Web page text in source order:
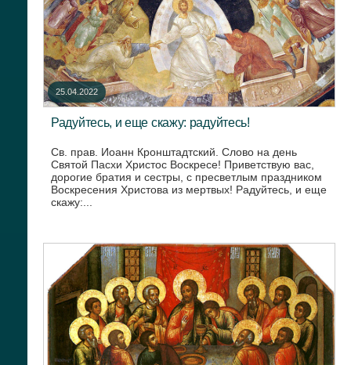
25.04.2022
Радуйтесь, и еще скажу: радуйтесь!
Св. прав. Иоанн Кронштадтский. Слово на день
Святой Пасхи Христос Воскресе! Приветствую вас,
дорогие братия и сестры, с пресветлым праздником
Воскресения Христова из мертвых! Радуйтесь, и еще
скажу:...